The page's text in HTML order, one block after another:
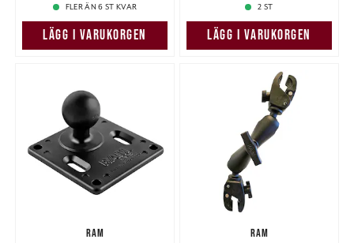
FLER ÄN 6 ST KVAR
LÄGG I VARUKORGEN
2 ST
LÄGG I VARUKORGEN
RAM RAM